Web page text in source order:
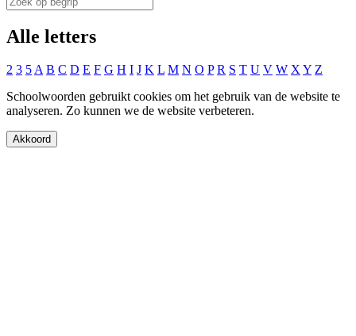
Alle letters
2 3 5A B C D E F G H I J K L M N O P R S T U V W XY Z
Schoolwoorden gebruikt cookies om het gebruik van de website te
analyseren. Zo kunnen we de website verbeteren.
Akkoord